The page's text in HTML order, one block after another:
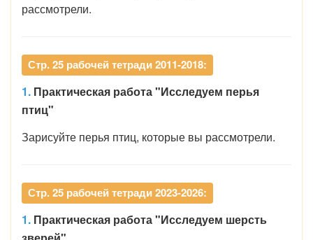
рассмотрели.
Стр. 25 рабочей тетради 2011-2018:
1. Практическая работа "Исследуем перья
птиц"
Зарисуйте перья птиц, которые вы рассмотрели.
Стр. 25 рабочей тетради 2023-2026:
1. Практическая работа "Исследуем шерсть